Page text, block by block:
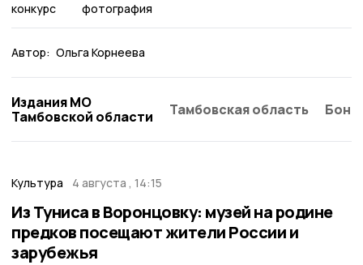
конкурс фотография
Автор: Ольга Корнеева
Издания МО
Тамбовской области
Тамбовская область
Культура 4 августа , 14:15
Из Туниса в Воронцовку: музей на родине
предков посещают жители России и
зарубежья